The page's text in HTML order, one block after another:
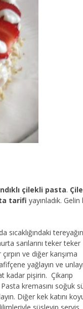
çilekli pasta.
tarifi yayınladık. Gelin
sıcaklığındaki
sarılarını teker teker
ve diğer karışıma
yağlayın ve
kadar pişirin. Çikarıp
kremasını soğuk
Diğer kek katını